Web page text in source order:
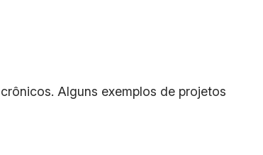
Alguns exemplos de projetos